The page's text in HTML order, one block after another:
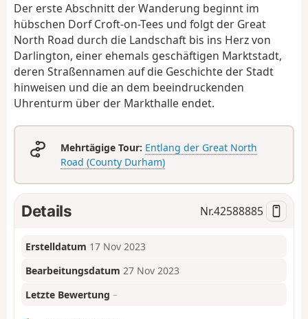
Der erste Abschnitt der Wanderung beginnt im
hübschen Dorf Croft-on-Tees und folgt der Great
North Road durch die Landschaft bis ins Herz von
Darlington, einer ehemals geschäftigen Marktstadt,
deren Straßennamen auf die Geschichte der Stadt
hinweisen und die an dem beeindruckenden
Uhrenturm über der Markthalle endet.
Mehrtägige Tour: Entlang der Great North
Road (County Durham)
Details Nr.42588885
Erstelldatum 17 Nov 2023
Bearbeitungsdatum 27 Nov 2023
Letzte Bewertung –